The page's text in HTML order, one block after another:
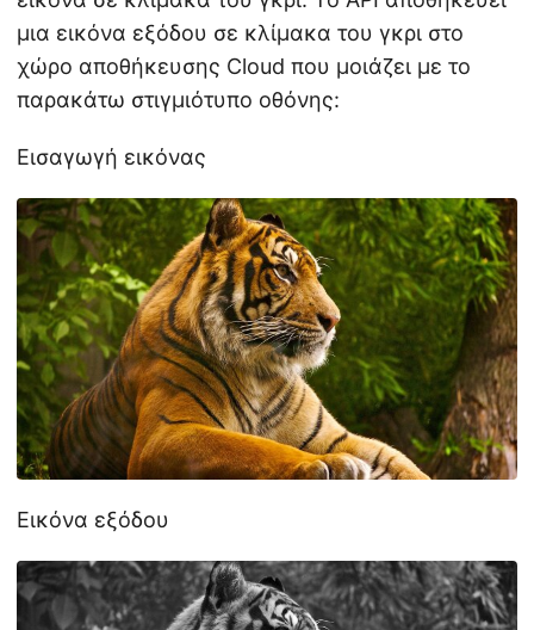
μια εικόνα εξόδου σε κλίμακα του γκρι στο
χώρο αποθήκευσης Cloud που μοιάζει με το
παρακάτω στιγμιότυπο οθόνης:
Εισαγωγή εικόνας
Εικόνα εξόδου